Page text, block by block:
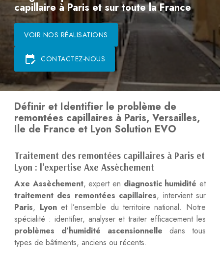
capillaire à Paris et sur toute la France
edit_calendar CONTACTEZ-NOUS
Définir et Identifier le problème de
remontées capillaires à Paris, Versailles,
Ile de France et Lyon Solution EVO
Traitement des remontées capillaires à Paris et
Lyon : l’expertise Axe Assèchement
Axe Assèchement, expert en diagnostic humidité et
traitement des remontées capillaires, intervient sur
Paris, Lyonet l’ensemble du territoire national. Notre
spécialité : identifier, analyser et traiter efficacement les
problèmes d’humidité ascensionnelle dans tous
types de bâtiments, anciens ou récents.